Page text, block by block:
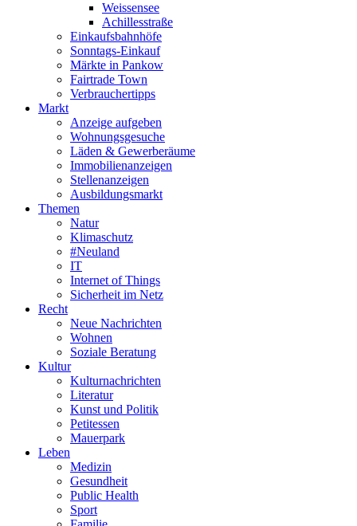
Weissensee
Achillesstraße
Einkaufsbahnhöfe
Sonntags-Einkauf
Märkte in Pankow
Fairtrade Town
Verbrauchertipps
Markt
Anzeige aufgeben
Wohnungsgesuche
Läden & Gewerberäume
Immobilienanzeigen
Stellenanzeigen
Ausbildungsmarkt
Themen
Natur
Klimaschutz
#Neuland
IT
Internet of Things
Sicherheit im Netz
Recht
Neue Nachrichten
Wohnen
Soziale Beratung
Kultur
Kulturnachrichten
Literatur
Kunst und Politik
Petitessen
Mauerpark
Leben
Medizin
Gesundheit
Public Health
Sport